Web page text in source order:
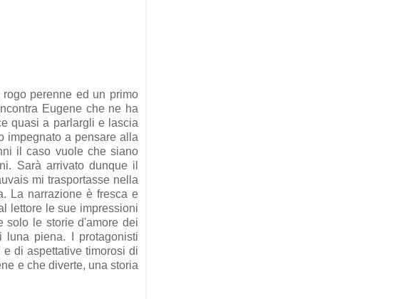
perenne ed un primo
Eugene che ne ha
quasi a parlargli e lascia
impegnato a pensare alla
il caso vuole che siano
Sarà arrivato dunque il
mi trasportasse nella
La narrazione è fresca e
lettore le sue impressioni
solo le storie d'amore dei
piena. I protagonisti
di aspettative timorosi di
e che diverte, una storia